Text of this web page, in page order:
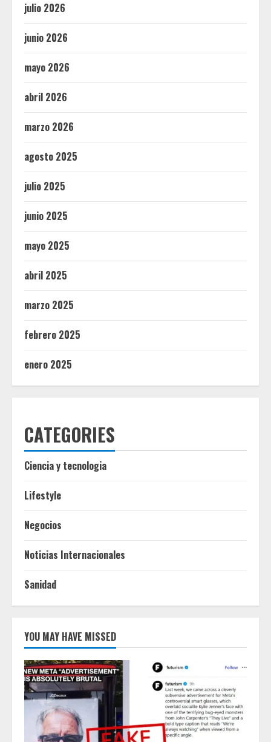
julio 2026
junio 2026
mayo 2026
abril 2026
marzo 2026
agosto 2025
julio 2025
junio 2025
mayo 2025
abril 2025
marzo 2025
febrero 2025
enero 2025
CATEGORIES
Ciencia y tecnologia
Lifestyle
Negocios
Noticias Internacionales
Sanidad
YOU MAY HAVE MISSED